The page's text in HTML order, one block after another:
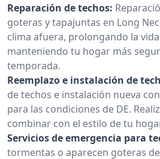
Reparación de techos:
goteras y tapajuntas en Long
clima afuera, prolongando la
manteniendo tu hogar más
temporada.
Reemplazo e instalación de
de techos e instalación nueva
para las condiciones de DE.
combinar con el estilo de tu
Servicios de emergencia para
tormentas o aparecen goteras